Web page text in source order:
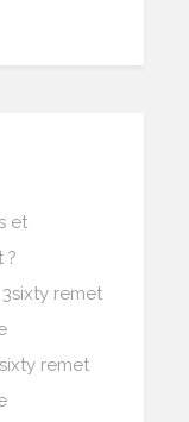
et
?
remet
remet